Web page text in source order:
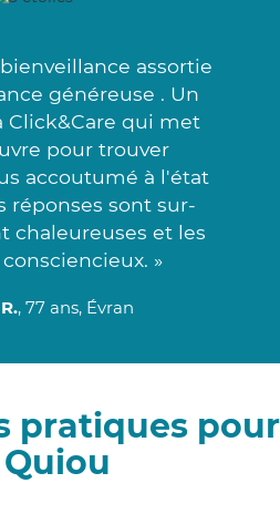
assortie
généreuse . Un
Click&Care qui met
pour trouver
accoutumé à l'état
réponses sont sur-
chaleureuses et les
»
, 77 ans, Évran
pratiques pour
Quiou